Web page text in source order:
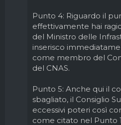
Punto 4: Riguardo il
effettivamente hai
del Ministro delle
inserisco
come membro del
del CNAS.
Punto 5: Anche qui il
sbagliato, il Consiglio
eccessivi poteri così
come citato nel Punto